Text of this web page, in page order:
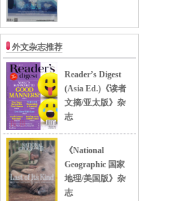
外文杂志推荐
Reader’s Digest
(Asia Ed.)《读者
文摘/亚太版》杂
志
《National
Geographic 国家
地理/美国版》杂
志